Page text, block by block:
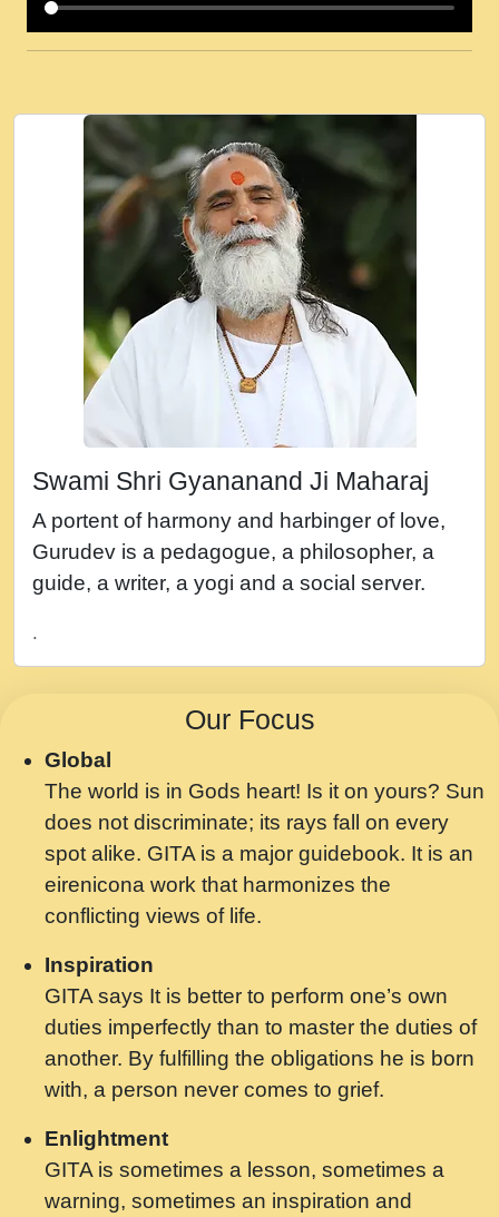
कई पकड क मर हथ र मह वदवन पहच दय! मह जन
Ki - Krishna Bhajan - New Bhajan 2020
#Ishwar Bhakti.mp3
जब से गीता ज्ञान पाया मैं बड़ी मस्ती में हूँ । 2018 -
Rishikesh - Ratan Ji Rasik.mp3
तन हल दल द सनव मड उतत सर रख क, नल रव त
गल लग जव त सर उतत हथ रख द!.mp3
तू कर प्रीतम से प्रीत, यूहीं दिन बीतते जाते हैं ।
2018 - Rishikesh - Swami Gyananand Ji
Maharaj.mp3
न म गवद गपल गद फर, पयर महन न रझद फर! shri
नह भरस रह लडडल... अपन खट करम क !!!! मह दद
सहर चरण क .....mp3
बगड नसब कसन सवर तर बगर Shri ravinandan
shastri ji maharaj.mp3
Chahe Ram Ho Chahe Shyam Ho.mp3
मझ अपन जवन बनन न आय, रठ हर क मनन न आय
Shri ravinandan shastri ji maharaj.mp3
मन अशांत मंत्र जाप - गीता प्रेरणा -Swami
Gyananand Ji Maharaj.mp3
मन बध लय परम वल कगन Special Shyam
Saawariya.mp3
मर गनय न अपरध लडडल शर रध.... Shri
ravinandan shastri ji maharaj.mp3
मेरे मन हरी का ध्यान लगा - भजन भाव - 2018 -
Rishikesh - Swami Gyananand Ji
Maharaj.mp3
यह हसरत तलब ह नकज कमर Yahi Hasraten
Talab Hai Bhav Pravah #bhajan.mp3
Swami Shri Gyananand Ji Maharaj
A portent of harmony and harbinger of love,
Gurudev is a pedagogue, a philosopher, a
guide, a writer, a yogi and a social server.
.
Our Focus
Global
The world is in Gods heart! Is it on yours? Sun
does not discriminate; its rays fall on every
spot alike. GITA is a major guidebook. It is an
eirenicona work that harmonizes the
conflicting views of life.
Inspiration
GITA says It is better to perform one’s own
duties imperfectly than to master the duties of
another. By fulfilling the obligations he is born
with, a person never comes to grief.
Enlightment
GITA is sometimes a lesson, sometimes a
warning, sometimes an inspiration and